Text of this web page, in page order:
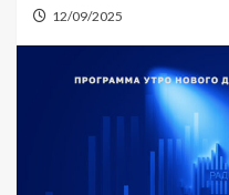
12/09/2025